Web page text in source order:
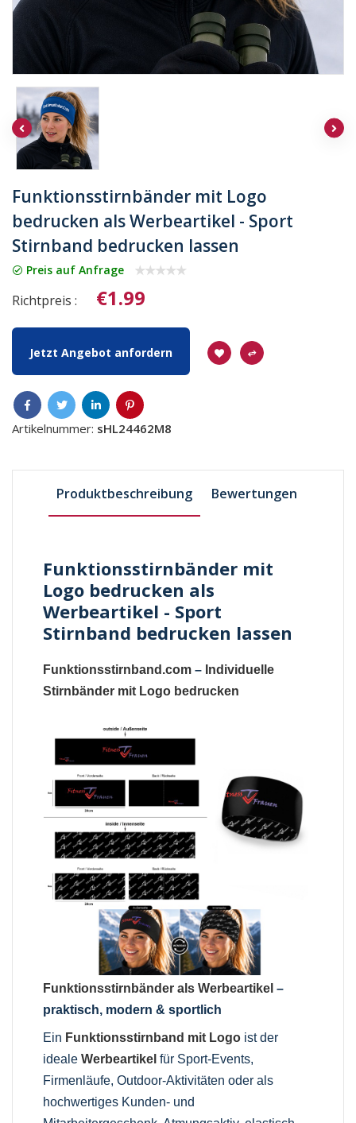
Funktionsstirnbänder mit Logo
bedrucken als Werbeartikel - Sport
Stirnband bedrucken lassen
Preis auf Anfrage
Richtpreis : €1.99
Jetzt Angebot anfordern
Artikelnummer: sHL24462M8
Produktbeschreibung Bewertungen
Funktionsstirnbänder mit
Logo bedrucken als
Werbeartikel - Sport
Stirnband bedrucken lassen
Funktionsstirnband.com – Individuelle
Stirnbänder mit Logo bedrucken
Funktionsstirnbänder als Werbeartikel –
praktisch, modern & sportlich
Ein Funktionsstirnband mit Logo ist der
idealeWerbeartikel für Sport-Events,
Firmenläufe, Outdoor-Aktivitäten oder als
hochwertiges Kunden- und